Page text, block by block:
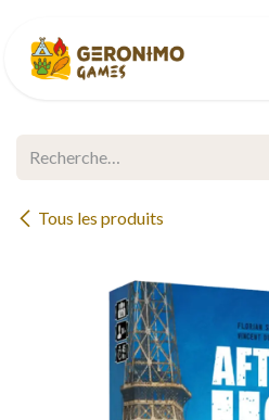
Tous les produits